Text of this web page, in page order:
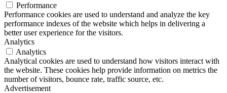
Performance
Performance cookies are used to understand and analyze the key
performance indexes of the website which helps in delivering a
better user experience for the visitors.
Analytics
Analytics
Analytical cookies are used to understand how visitors interact with
the website. These cookies help provide information on metrics the
number of visitors, bounce rate, traffic source, etc.
Advertisement